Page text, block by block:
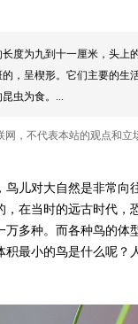
度为九到十一厘米，头上
，呈楔形。它们主要的生
虫为食。...
，不代表本站的观点和立
儿对大自然是非常向
在当时的远古时代，
多种。而各种鸟的体
最小的鸟是什么呢？